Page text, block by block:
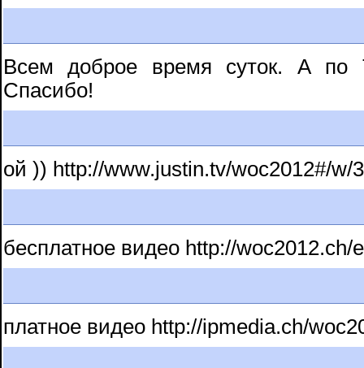
Всем доброе время суток. А по
Спасибо!
ой )) http://www.justin.tv/woc2012#/w/
бесплатное видео http://
платное видео http://ipmedia.ch/